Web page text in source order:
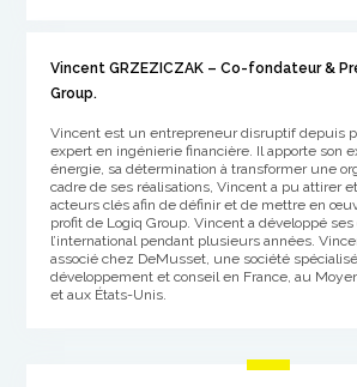
Vincent GRZEZICZAK – Co-fondateur &
Group.
Vincent est un entrepreneur disruptif depuis
expert en ingénierie financière. Il apporte son
énergie, sa détermination à transformer une
cadre de ses réalisations, Vincent a pu attirer
acteurs clés afin de définir et de mettre en
profit de Logiq Group. Vincent a développé ses
l’international pendant plusieurs années.
associé chez DeMusset, une société
développement et conseil en France, au
et aux États-Unis.